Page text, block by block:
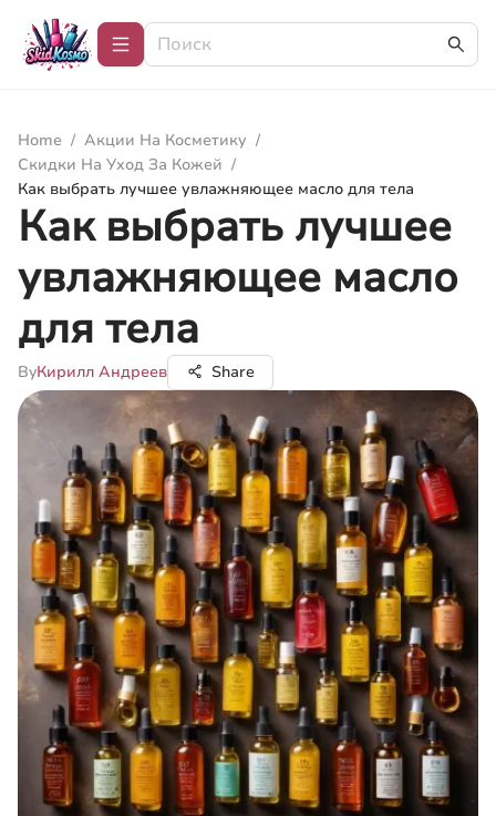
Home / Акции На Косметику /
Скидки На Уход За Кожей /
Как выбрать лучшее увлажняющее масло для тела
Как выбрать лучшее
увлажняющее масло
для тела
ByКирилл Андреев Share